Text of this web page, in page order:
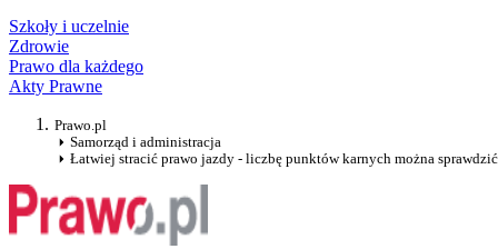
Szkoły i uczelnie
Zdrowie
Prawo dla każdego
Akty Prawne
Prawo.pl
Samorząd i administracja
Łatwiej stracić prawo jazdy - liczbę punktów karnych można